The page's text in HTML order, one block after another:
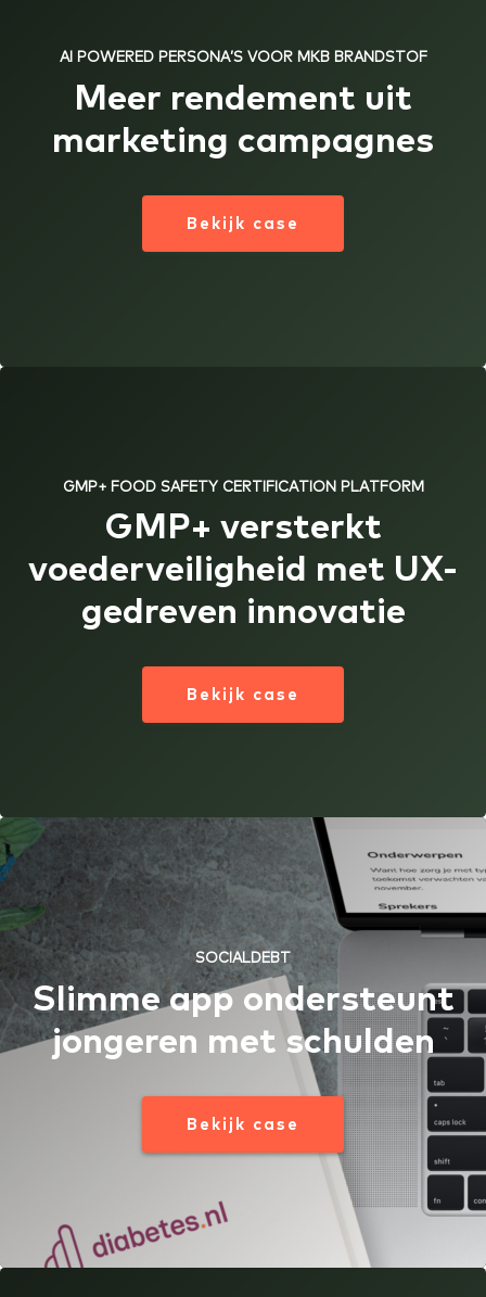
AI POWERED PERSONA’S VOOR MKB BRANDSTOF
Meer rendement uit
marketing campagnes
Bekijk case
GMP+ FOOD SAFETY CERTIFICATION PLATFORM
GMP+ versterkt
voederveiligheid met UX-
gedreven innovatie
Bekijk case
SOCIALDEBT
Slimme app ondersteunt
jongeren met schulden
Bekijk case